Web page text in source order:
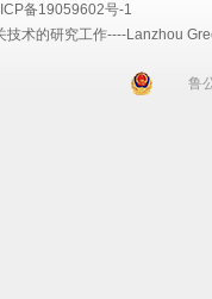
备19059602号-1
技术的研究工作----Lanzhou
鲁